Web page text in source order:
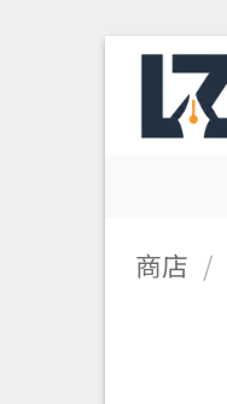
Skip
content
商店 /